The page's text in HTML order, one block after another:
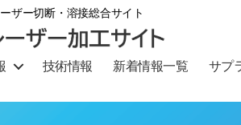
ザー切断・溶接総合サイト
技術情報 新着情報一覧 サプ